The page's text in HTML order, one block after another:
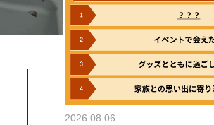
2026.08.06